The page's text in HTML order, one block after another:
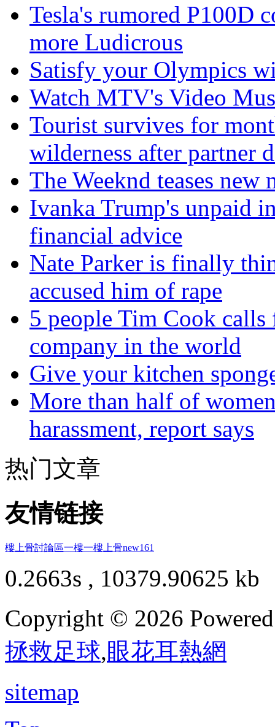
Tesla's rumored P100D
more Ludicrous
Satisfy your Olympics
Watch MTV's Video
Tourist survives for
wilderness after partner
The Weeknd teases
Ivanka Trump's unpaid
financial advice
Nate Parker is finally
accused him of rape
5 people Tim Cook
company in the world
Give your kitchen
More than half of
harassment, report says
热门文章
友情链接
樓上骨討論區一樓一樓上骨new161
0.2663s , 10379.90625 kb
Copyright © 2026
拯救足球,眼花耳熱網
sitemap